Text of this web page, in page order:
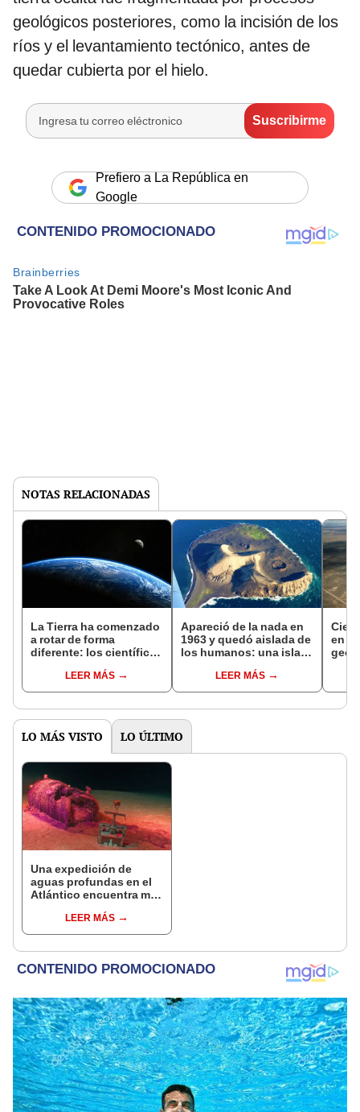
geológicos posteriores, como la incisión de los
ríos y el levantamiento tectónico, antes de
quedar cubierta por el hielo.
Prefiero a La República en
Google
NOTAS RELACIONADAS
La Tierra ha comenzado
a rotar de forma
diferente: los científicos
cambio es preocupante
LEER MÁS
Apareció de la nada en
1963 y quedó aislada de
los humanos: una isla
laboratorio natural para
observar cómo inicia la
LEER MÁS
en
LO MÁS VISTO LO ÚLTIMO
Una expedición de
aguas profundas en el
Atlántico encuentra más
residuos radiactivos
con fugas
LEER MÁS